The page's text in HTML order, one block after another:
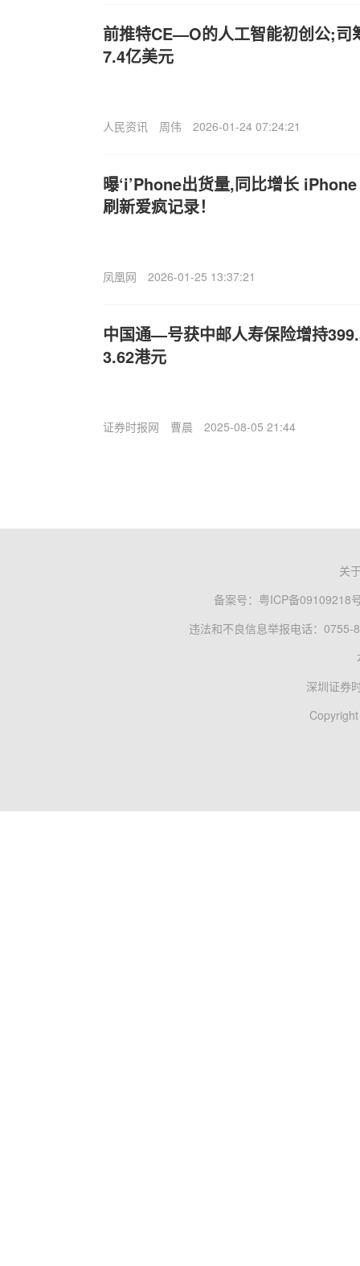
前推特CE—O的人工智能初创公;司
7.4亿美元
人民资讯 周伟 2026-01-24 07:24:21
曝‘i’Phone出货量,同比增长
刷新爱疯记录！
凤凰网 2026-01-25 13:37:21
中国通—号获中邮人寿保险增持
3.62港元
证券时报网 曹晨 2025-08-05 21:44
关
备案号： 粤ICP备09109218
违法和不良信息举报电话：0755-
深圳证券